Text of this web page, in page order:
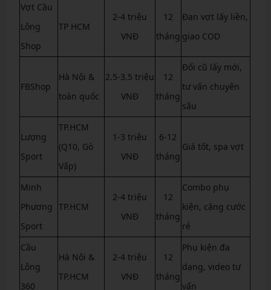
Vợt Cầu
Lông
Shop
TP HCM
2-4 triệu
VNĐ
12
tháng
Đan vợt lấy liền,
giao COD
FBShop
Hà Nội &
toàn quốc
2.5-3.5 triệu
VNĐ
12
tháng
Đổi cũ lấy mới,
tư vấn chuyên
sâu
Lượng
Sport
TP.HCM
(Q10, Gò
Vấp)
1-3 triệu
VNĐ
6-12
tháng
Giá tốt, spa vợt
Minh
Phương
Sport
TP.HCM
2-4 triệu
VNĐ
12
tháng
Combo phụ
kiện, căng cước
rẻ
Cầu
Lông
360
Hà Nội &
TP.HCM
2-4 triệu
VNĐ
12
tháng
Phụ kiện đa
dạng, video tư
vấn